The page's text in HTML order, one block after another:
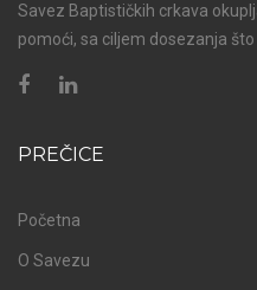
Savez Baptističkih crkava
pomoći, sa ciljem dosezanja što
PREČICE
Početna
O Savezu